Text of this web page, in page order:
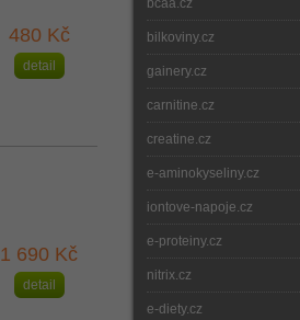
480 Kč
detail
1 690 Kč
detail
bcaa.cz
bilkoviny.cz
gainery.cz
carnitine.cz
creatine.cz
e-aminokyseliny.cz
iontove-napoje.cz
e-proteiny.cz
nitrix.cz
e-diety.cz